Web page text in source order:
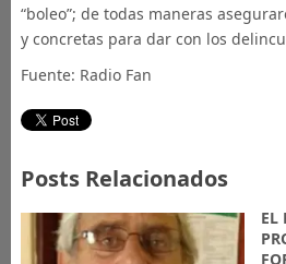
“boleo”; de todas maneras
y concretas para dar con los
Fuente: Radio Fan
Posts Relacionados
EL